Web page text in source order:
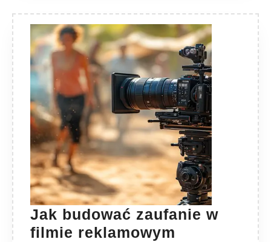
Jak budować zaufanie w
filmie reklamowym